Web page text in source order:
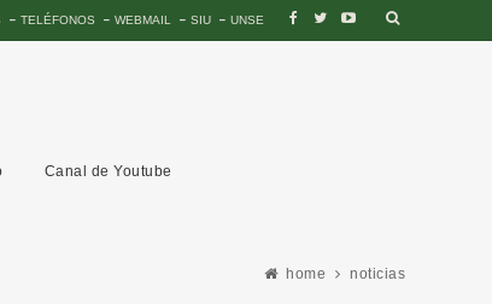
TELÉFONOS WEBMAIL SIU UNSE
Canal de Youtube
home noticias